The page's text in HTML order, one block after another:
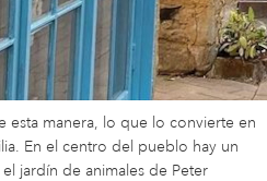
esta manera, lo que lo convierte en
En el centro del pueblo hay un
jardín de animales de Peter